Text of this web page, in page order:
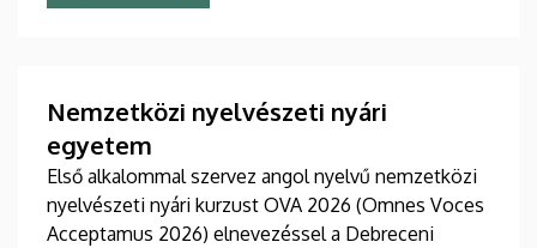
normáinak megőrzésének, egyben reagálva a
terén.
Nemzetközi nyelvészeti nyári
egyetem
Első alkalommal szervez angol nyelvű nemzetközi
nyelvészeti nyári kurzust OVA 2026 (Omnes Voces
Acceptamus 2026) elnevezéssel a Debreceni